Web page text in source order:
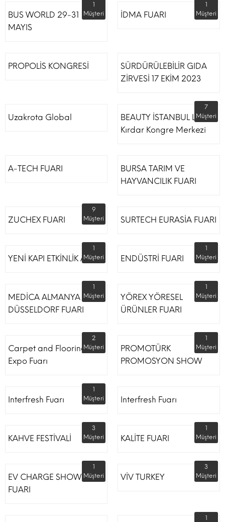
BUS WORLD 29-31
MAYIS
1
Müşteri
İDMA FUARI
1
Müşteri
PROPOLİS KONGRESİ
SÜRDÜRÜLEBİLİR GIDA
ZİRVESİ 17 EKİM 2023
Uzakrota Global
BEAUTY İSTANBUL Lütfi
Kırdar Kongre Merkezi
7
Müşteri
A-TECH FUARI
BURSA TARIM VE
HAYVANCILIK FUARI
ZUCHEX FUARI
9
Müşteri
SURTECH EURASİA FUARI
YENİ KAPI ETKİNLİK ALANI
1
Müşteri
ENDÜSTRİ FUARI
1
Müşteri
MEDİCA ALMANYA
DÜSSELDORF FUARI
1
Müşteri
YÖREX YÖRESEL
ÜRÜNLER FUARI
1
Müşteri
Carpet and Flooring
Expo Fuarı
2
Müşteri
PROMOTÜRK
PROMOSYON SHOW
1
Müşteri
Interfresh Fuarı
1
Müşteri
Interfresh Fuarı
KAHVE FESTİVALİ
3
Müşteri
KALİTE FUARI
1
Müşteri
EV CHARGE SHOW
FUARI
1
Müşteri
VİV TURKEY
3
Müşteri
1